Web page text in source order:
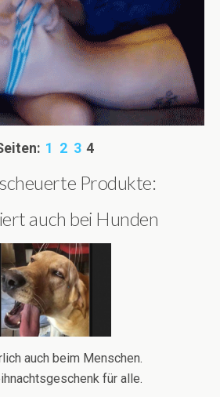
1 2 3 4
Produkte:
auch bei Hunden
auch beim Menschen.
für alle.